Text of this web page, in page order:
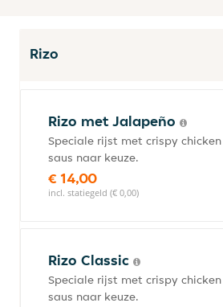
Rizo
Rizo met Jalapeño
Speciale rijst met crispy chicken
saus naar keuze.
€ 14,00
incl. statiegeld (€ 0,00)
Rizo Classic
Speciale rijst met crispy chicken
saus naar keuze.